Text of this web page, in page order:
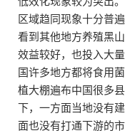
区域趋同现象十分普
看到其他地方养殖黑
效益较好，也投入大
国许多地方都将食用
植大棚遍布中国很多
下，一方面当地没有
面也没有打通下游的